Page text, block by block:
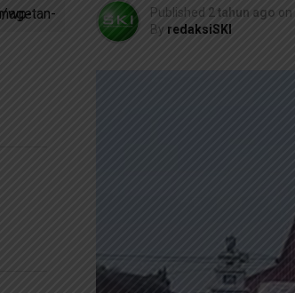
Published 2 tahun ago on
By redaksiSKI